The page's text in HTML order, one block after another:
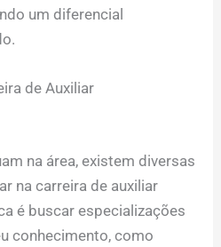
um diferencial
de Auxiliar
na área, existem diversas
na carreira de auxiliar
é buscar especializações
conhecimento, como